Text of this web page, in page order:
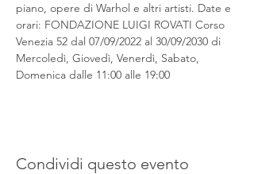
piano, opere di Warhol e altri artisti. Date e
orari: FONDAZIONE LUIGI ROVATI Corso
Venezia 52 dal 07/09/2022 al 30/09/2030 di
Mercoledì, Giovedì, Venerdì, Sabato,
Domenica dalle 11:00 alle 19:00
Condividi questo evento